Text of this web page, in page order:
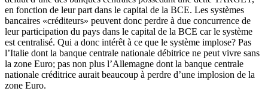
en fonction de leur part dans le capital de la BCE. Les systèmes
bancaires «créditeurs» peuvent donc perdre à due concurrence de
leur participation du pays dans le capital de la BCE car le système
est centralisé. Qui a donc intérêt à ce que le système implose? Pas
l’Italie dont la banque centrale nationale débitrice ne peut vivre sans
la zone Euro; pas non plus l’Allemagne dont la banque centrale
nationale créditrice aurait beaucoup à perdre d’une implosion de la
zone Euro.